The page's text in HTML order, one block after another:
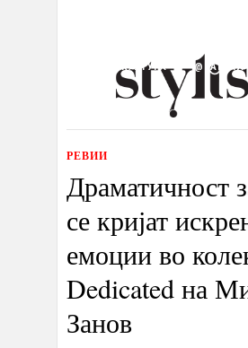
КУЛТУРА @РАБОТА
ИЗЛОГ
РЕВИИ
Драматичност
се кријат
емоции во
Dedicated на
Занов